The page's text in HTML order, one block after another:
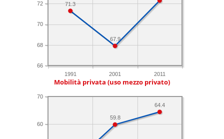
1991 2001 2011
66
68
70
72
67.9
71.3
Mobilità privata (uso mezzo privato)
60
70
64.4
59.8